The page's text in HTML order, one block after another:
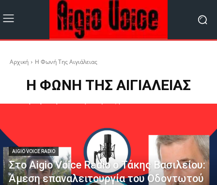
Αρχική Η Φωνή Της Αιγιάλειας
Η ΦΩΝΉ ΤΗΣ ΑΙΓΙΆΛΕΙΑΣ
AIGIO VOICE RADIO
Στο Aigio Voice Radio ο Τάκης Βασιλείου:
Άμεση επαναλειτουργία του Οδοντωτού